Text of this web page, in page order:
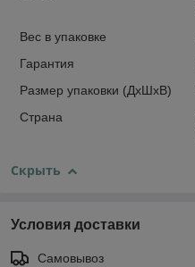
Вес в упаковке
Гарантия
Размер упаковки (ДxШxВ)
Страна
Скрыть
Условия доставки
Самовывоз